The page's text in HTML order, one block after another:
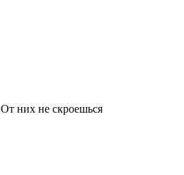
От них не скроешься